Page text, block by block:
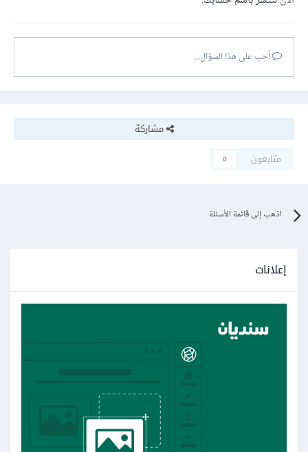
أجب على هذا السؤال...
مشاركة
متابعون
0
اذهب إلى قائمة الأسئلة
إعلانات